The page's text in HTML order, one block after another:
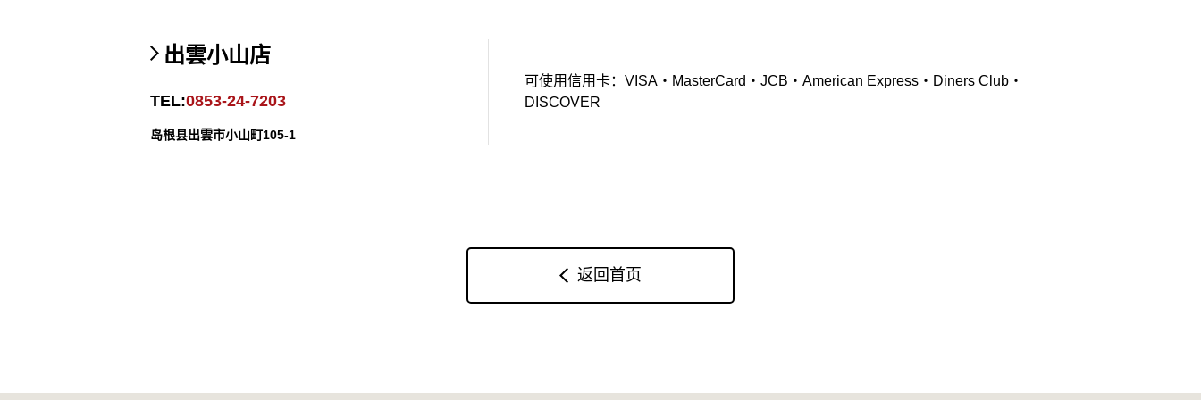
出雲小山店
TEL:0853-24-7203
岛根县出雲市小山町105-1
可使用信用卡：VISA・MasterCard・JCB・American Express・Diners Club・
DISCOVER
返回首页